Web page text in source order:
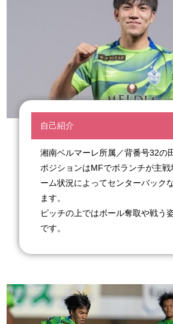
自己紹介
湘南ベルマーレ所属／背番号32の
ポジションはMFでボランチが主戦
ーム状況によってセンターバック
ます。
ピッチの上ではボール奪取や戦う
です。